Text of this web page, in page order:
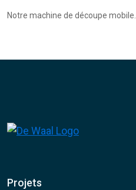
Notre machine de découpe mobile.
Projets